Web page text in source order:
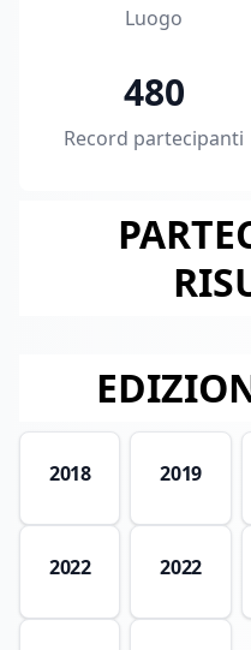
Luogo
480
Record partecipanti
2018 2019
2022 2022